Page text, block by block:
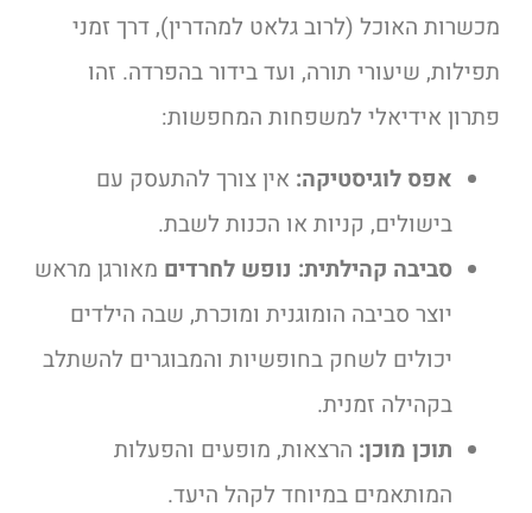
מכשרות האוכל (לרוב גלאט למהדרין), דרך זמני
תפילות, שיעורי תורה, ועד בידור בהפרדה. זהו
פתרון אידיאלי למשפחות המחפשות:
אפס לוגיסטיקה: אין צורך להתעסק עם
בישולים, קניות או הכנות לשבת.
סביבה קהילתית: נופש לחרדים מאורגן מראש
יוצר סביבה הומוגנית ומוכרת, שבה הילדים
יכולים לשחק בחופשיות והמבוגרים להשתלב
בקהילה זמנית.
תוכן מוכן: הרצאות, מופעים והפעלות
המותאמים במיוחד לקהל היעד.